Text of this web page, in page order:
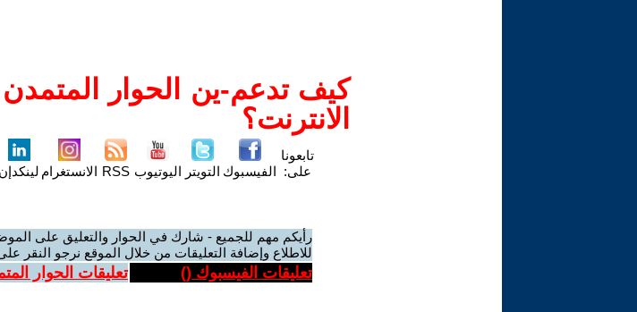
كيف تدعم-ين الحوار المتمدن
الانترنت؟
تابعونا
على: الفيسبوك التويتر اليوتيوب RSS الانستغرام لينكدإن
رأيكم مهم للجميع - شارك في الحوار والتعليق على
للاطلاع وإضافة التعليقات من خلال الموقع نرجو النقر
تعليقات الفيسبوك () تعليقات الحوار